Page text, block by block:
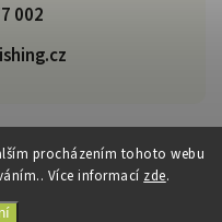
procházením tohoto webu
Více informací zde.
002
. Všechna práva vyhrazena.